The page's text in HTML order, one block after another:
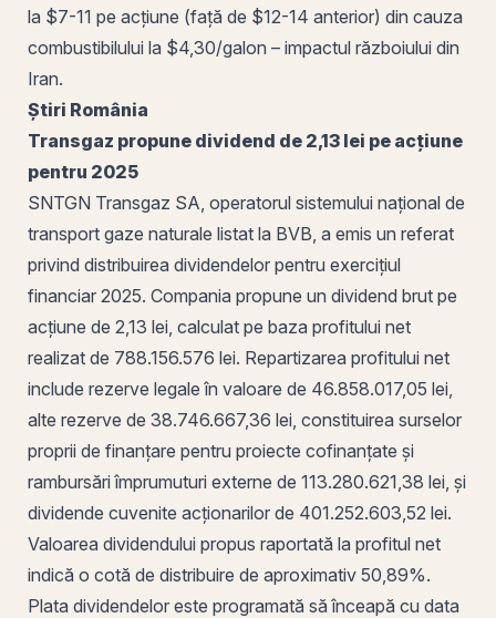
la $7-11 pe acțiune (față de $12-14 anterior) din cauza
combustibilului la $4,30/galon – impactul războiului din
Iran.
Știri România
Transgaz propune dividend de 2,13 lei pe acțiune
pentru 2025
SNTGN Transgaz SA, operatorul sistemului național de
transport gaze naturale listat la BVB, a emis un referat
privind distribuirea dividendelor pentru exercițiul
financiar 2025. Compania propune un dividend brut pe
acțiune de 2,13 lei, calculat pe baza profitului net
realizat de 788.156.576 lei. Repartizarea profitului net
include rezerve legale în valoare de 46.858.017,05 lei,
alte rezerve de 38.746.667,36 lei, constituirea surselor
proprii de finanțare pentru proiecte cofinanțate și
rambursări împrumuturi externe de 113.280.621,38 lei, și
dividende cuvenite acționarilor de 401.252.603,52 lei.
Valoarea dividendului propus raportată la profitul net
indică o cotă de distribuire de aproximativ 50,89%.
Plata dividendelor este programată să înceapă cu data